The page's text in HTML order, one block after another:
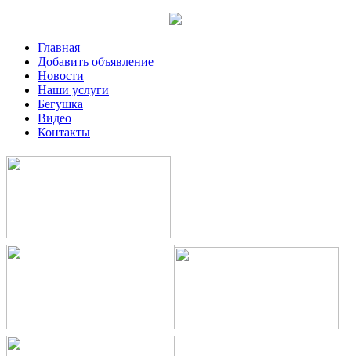
Главная
Добавить объявление
Новости
Наши услуги
Бегушка
Видео
Контакты